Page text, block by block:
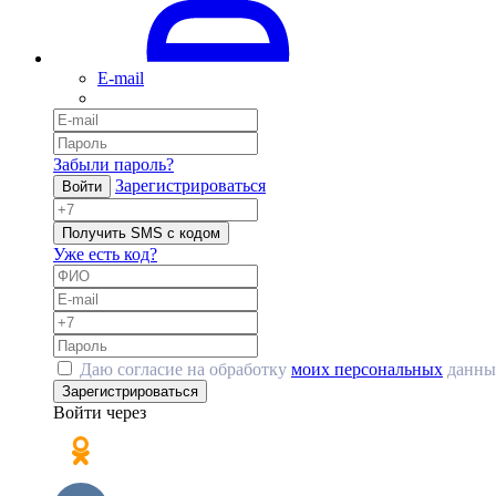
E-mail
Забыли пароль?
Войти Зарегистрироваться
Получить SMS с кодом
Уже есть код?
Даю согласие на обработку моих персональных
Зарегистрироваться
Войти через